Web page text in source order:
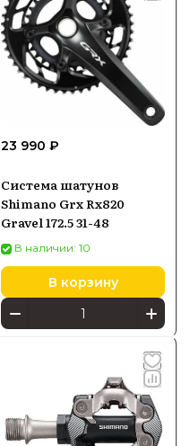
23 990 ₽
Система шатунов
Shimano Grx Rx820
Gravel 172.5 31-48
В наличии: 10
В корзину